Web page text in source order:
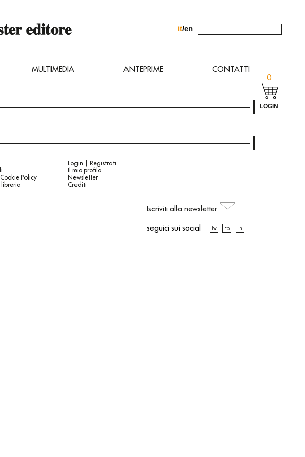
mail di richiesta allʼindirizzo
it/en
MULTIMEDIA ANTEPRIME
CONTATTI
0
LOGIN
Policy
libreria
Login | Registrati
Il mio profilo
Newsletter
Crediti
Iscriviti alla newsletter
seguici sui social Tw Fb In